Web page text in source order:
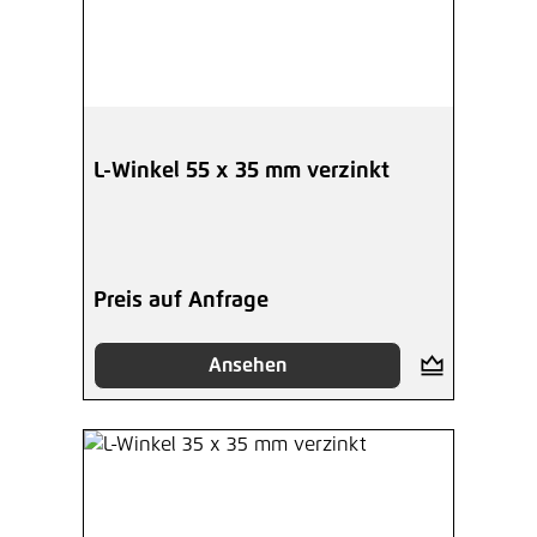
L-Winkel 55 x 35 mm verzinkt
Preis auf Anfrage
Ansehen